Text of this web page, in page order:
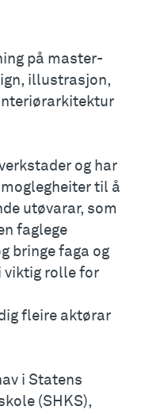
på master-
illustrasjon,
og har
til å
utøvarar, som
faglege
bringe faga og
viktig rolle for
fleire aktørar
i Statens
(SHKS),